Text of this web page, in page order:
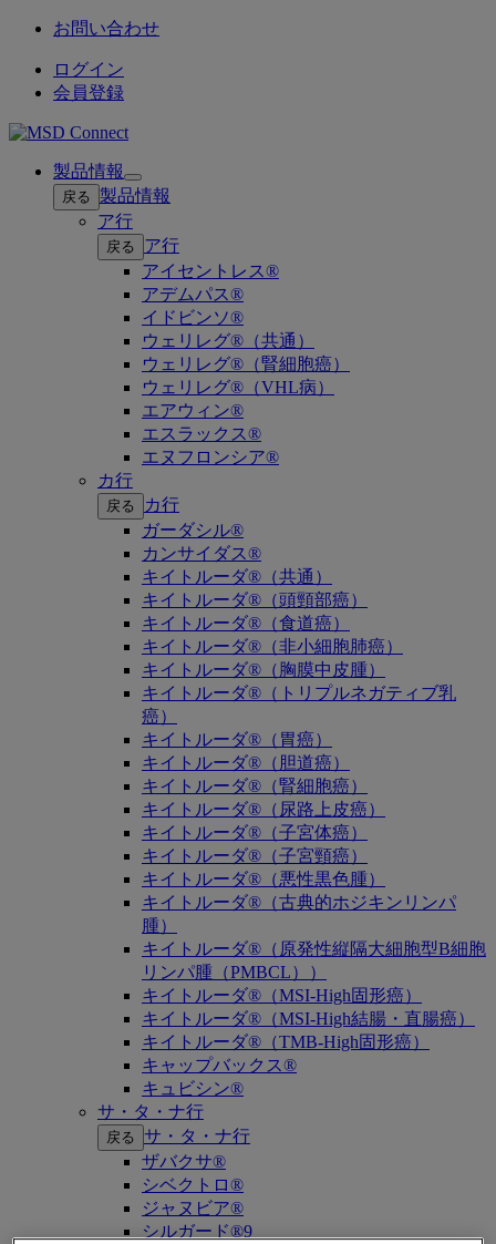
お問い合わせ
ログイン
会員登録
製品情報
Open
submenu
戻る 製品情報
ア行
戻る
ア行
アイセントレス®
アデムパス®
イドビンソ®
ウェリレグ®（共通）
ウェリレグ®（腎細胞癌）
ウェリレグ®（VHL病）
エアウィン®
エスラックス®
エヌフロンシア®
カ行
戻る
カ行
ガーダシル®
カンサイダス®
キイトルーダ®（共通）
キイトルーダ®（頭頸部癌）
キイトルーダ®（食道癌）
キイトルーダ®（非小細胞肺癌）
キイトルーダ®（胸膜中皮腫）
キイトルーダ®（トリプルネガティブ乳
癌）
キイトルーダ®（胃癌）
キイトルーダ®（胆道癌）
キイトルーダ®（腎細胞癌）
キイトルーダ®（尿路上皮癌）
キイトルーダ®（子宮体癌）
キイトルーダ®（子宮頸癌）
キイトルーダ®（悪性黒色腫）
キイトルーダ®（古典的ホジキンリンパ
腫）
キイトルーダ®（原発性縦隔大細胞型B細胞
リンパ腫（PMBCL））
キイトルーダ®（MSI-High固形癌）
キイトルーダ®（MSI-High結腸・直腸癌）
キイトルーダ®（TMB-High固形癌）
キャップバックス®
キュビシン®
サ・タ・ナ行
戻る サ・タ・ナ行
ザバクサ®
シベクトロ®
ジャヌビア®
シルガード®9